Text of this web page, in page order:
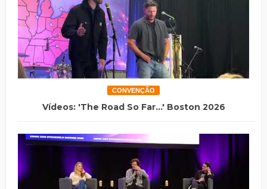
CONVENÇÃO
Vídeos: 'The Road So Far...' Boston 2026